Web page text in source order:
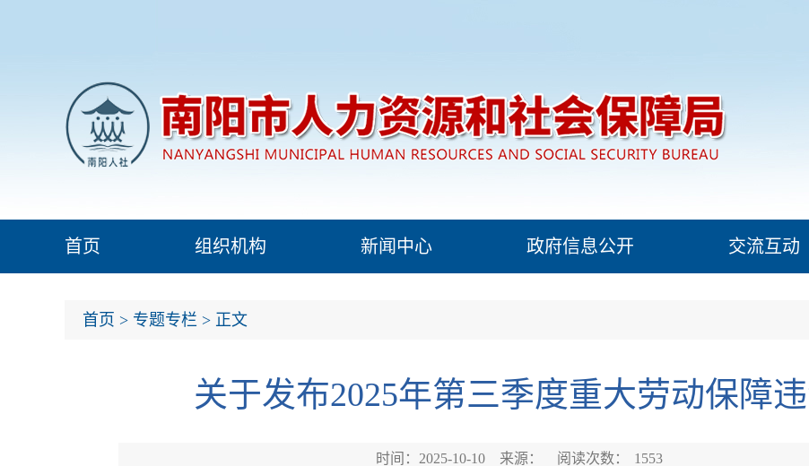
首页 组织机构 新闻中心 政府信息公开 交流互动
首页 > 专题专栏 > 正文
关于发布2025年第三季度重大劳动保障
时间：2025-10-10 来源： 阅读次数： 1553